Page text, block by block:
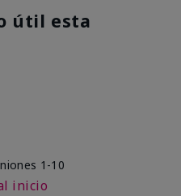
útil esta
1-10
inicio